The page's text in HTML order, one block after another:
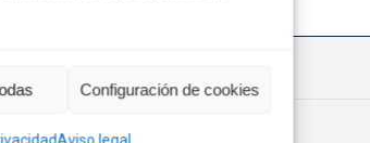
Configuración de cookies